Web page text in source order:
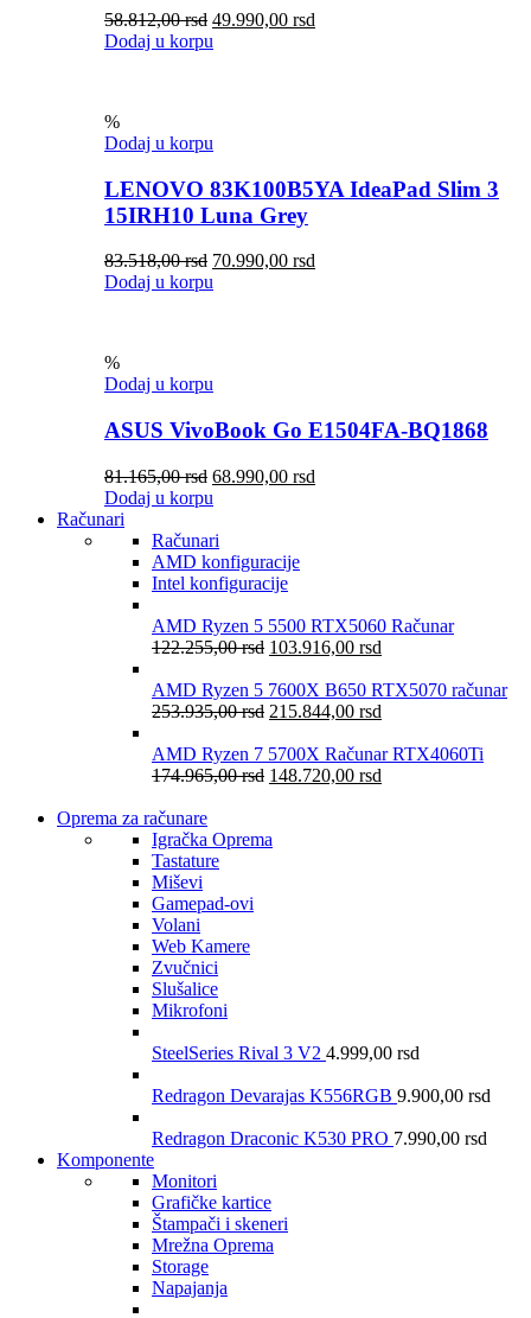
58.812,00rsd 49.990,00 rsd
Dodaj u korpu
%
Dodaj u korpu
LENOVO 83K100B5YA IdeaPad Slim 3
15IRH10 Luna Grey
83.518,00rsd 70.990,00 rsd
Dodaj u korpu
%
Dodaj u korpu
ASUS VivoBook Go E1504FA-BQ1868
81.165,00rsd 68.990,00 rsd
Dodaj u korpu
Računari
Računari
AMD konfiguracije
Intel konfiguracije
AMD Ryzen 5 5500 RTX5060 Računar
122.255,00rsd 103.916,00 rsd
AMD Ryzen 5 7600X B650 RTX5070 računar
253.935,00rsd 215.844,00 rsd
AMD Ryzen 7 5700X Računar RTX4060Ti
174.965,00rsd 148.720,00 rsd
Oprema za računare
Igračka Oprema
Tastature
Miševi
Gamepad-ovi
Volani
Web Kamere
Zvučnici
Slušalice
Mikrofoni
SteelSeries Rival 3 V2 4.999,00 rsd
Redragon Devarajas K556RGB 9.900,00 rsd
Redragon Draconic K530 PRO 7.990,00 rsd
Komponente
Monitori
Grafičke kartice
Štampači i skeneri
Mrežna Oprema
Storage
Napajanja